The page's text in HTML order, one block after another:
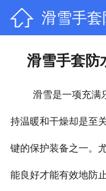
 滑雪手
性
滑雪手套防
滑雪是一项充满
持温暖和干燥却是至
键的保护装备之一。
能良好才能有效地防